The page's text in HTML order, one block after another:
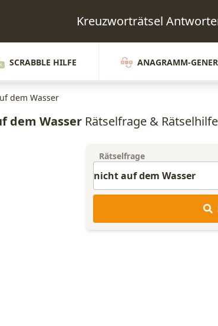
Kreuzworträtsel
SCRABBLE HILFE ANAGRAMM-
dem Wasser
dem WasserRätselfrage & Rätselhilfe
Rätselfrage